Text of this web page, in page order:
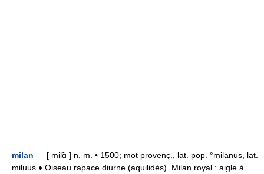
milan — [ milɑ̃ ] n. m. • 1500; mot provenç., lat. pop. °milanus, lat.
miluus ♦ Oiseau rapace diurne (aquilidés). Milan royal : aigle à